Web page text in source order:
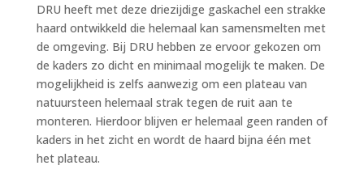
DRU heeft met deze driezijdige gaskachel een strakke
haard ontwikkeld die helemaal kan samensmelten met
de omgeving. Bij DRU hebben ze ervoor gekozen om
de kaders zo dicht en minimaal mogelijk te maken. De
mogelijkheid is zelfs aanwezig om een plateau van
natuursteen helemaal strak tegen de ruit aan te
monteren. Hierdoor blijven er helemaal geen randen of
kaders in het zicht en wordt de haard bijna één met
het plateau.